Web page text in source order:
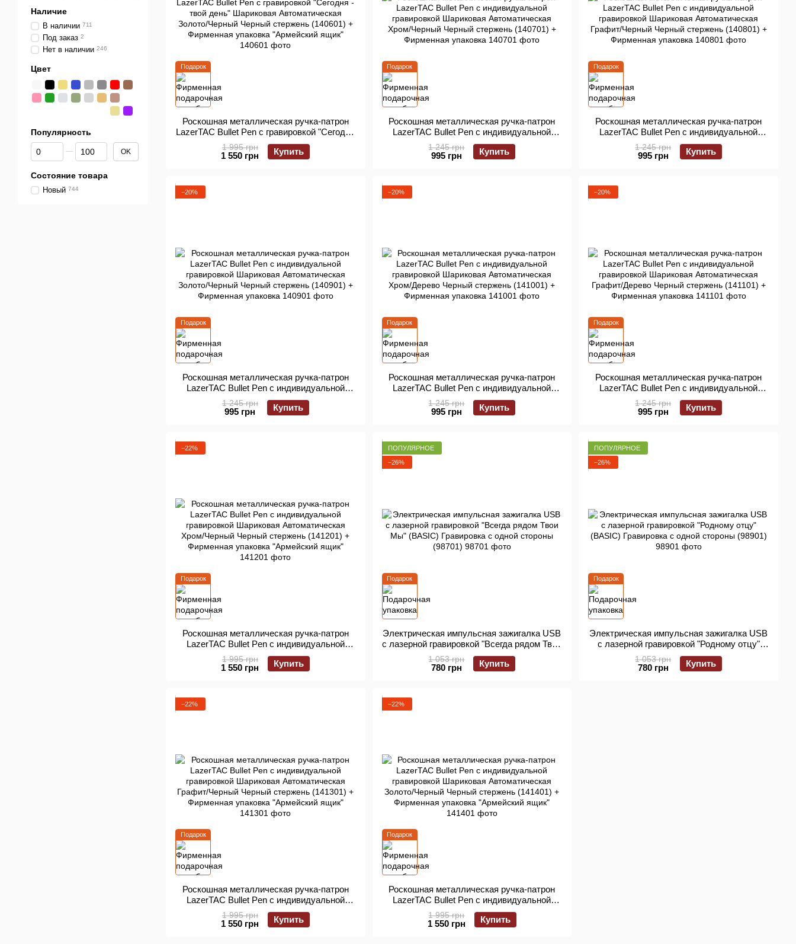
Подарок
Роскошная металлическая ручка-патрон
LazerTAC Bullet Pen с гравировкой "Сегодня
- твой день" Шариковая Автоматическая
Золото/Черный Черный стержень (140601)
+ Фирменная упаковка "Армейский ящик"
1 995 грн
1 550 грн Купить
Подарок
Роскошная металлическая ручка-патрон
LazerTAC Bullet Pen с индивидуальной
гравировкой Шариковая Автоматическая
Хром/Черный Черный стержень (140701) +
Фирменная упаковка
1 245 грн
995 грн Купить
Подарок
Роскошная металлическая ручка-патрон
LazerTAC Bullet Pen с индивидуальной
гравировкой Шариковая Автоматическая
Графит/Черный Черный стержень (140801)
+ Фирменная упаковка
1 245 грн
995 грн Купить
Подарок
−20%
Роскошная металлическая ручка-патрон
LazerTAC Bullet Pen с индивидуальной
гравировкой Шариковая Автоматическая
Золото/Черный Черный стержень (140901)
+ Фирменная упаковка
1 245 грн
995 грн Купить
Подарок
−20%
Роскошная металлическая ручка-патрон
LazerTAC Bullet Pen с индивидуальной
гравировкой Шариковая Автоматическая
Хром/Дерево Черный стержень (141001) +
Фирменная упаковка
1 245 грн
995 грн Купить
Подарок
−20%
Роскошная металлическая ручка-патрон
LazerTAC Bullet Pen с индивидуальной
гравировкой Шариковая Автоматическая
Графит/Дерево Черный стержень (141101)
+ Фирменная упаковка
1 245 грн
995 грн Купить
Подарок
−22%
Роскошная металлическая ручка-патрон
LazerTAC Bullet Pen с индивидуальной
гравировкой Шариковая Автоматическая
Хром/Черный Черный стержень (141201) +
Фирменная упаковка "Армейский ящик"
1 995 грн
1 550 грн Купить
Подарок
ПОПУЛЯРНОЕ
−26%
Электрическая импульсная зажигалка USB
с лазерной гравировкой "Всегда рядом Твои
Мы" (BASIC) Гравировка с одной стороны
(98701)
1 053 грн
780 грн Купить
Подарок
ПОПУЛЯРНОЕ
−26%
Электрическая импульсная зажигалка USB
с лазерной гравировкой "Родному отцу"
(BASIC) Гравировка с одной стороны
(98901)
1 053 грн
780 грн Купить
Подарок
−22%
Роскошная металлическая ручка-патрон
LazerTAC Bullet Pen с индивидуальной
гравировкой Шариковая Автоматическая
Графит/Черный Черный стержень (141301)
+ Фирменная упаковка "Армейский ящик"
1 995 грн
1 550 грн Купить
Подарок
−22%
Роскошная металлическая ручка-патрон
LazerTAC Bullet Pen с индивидуальной
гравировкой Шариковая Автоматическая
Золото/Черный Черный стержень (141401)
+ Фирменная упаковка "Армейский ящик"
1 995 грн
1 550 грн Купить
Наличие
В наличии 711
Под заказ 2
Нет в наличии 246
Цвет
Популярность
От Популярность
До Популярность OK
Состояние товара
Новый 744